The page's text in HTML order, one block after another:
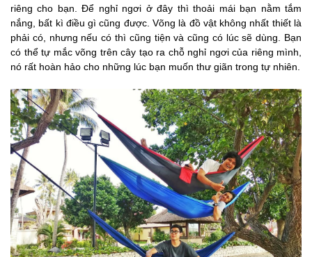
riêng cho bạn. Để nghỉ ngơi ở đây thì thoải mái bạn nằm tắm
nắng, bất kì điều gì cũng được. Võng là đồ vật không nhất thiết là
phải có, nhưng nếu có thì cũng tiện và cũng có lúc sẽ dùng. Bạn
có thể tự mắc võng trên cây tạo ra chỗ nghỉ ngơi của riêng mình,
nó rất hoàn hảo cho những lúc bạn muốn thư giãn trong tự nhiên.